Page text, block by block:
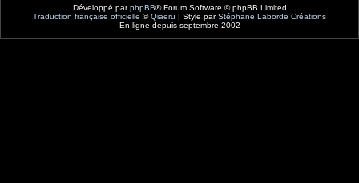
Développé parphpBB® Forum Software © phpBB Limited
Traduction française officielle ©Qiaeru | Style parStéphane Laborde Créations
En ligne depuis septembre 2002